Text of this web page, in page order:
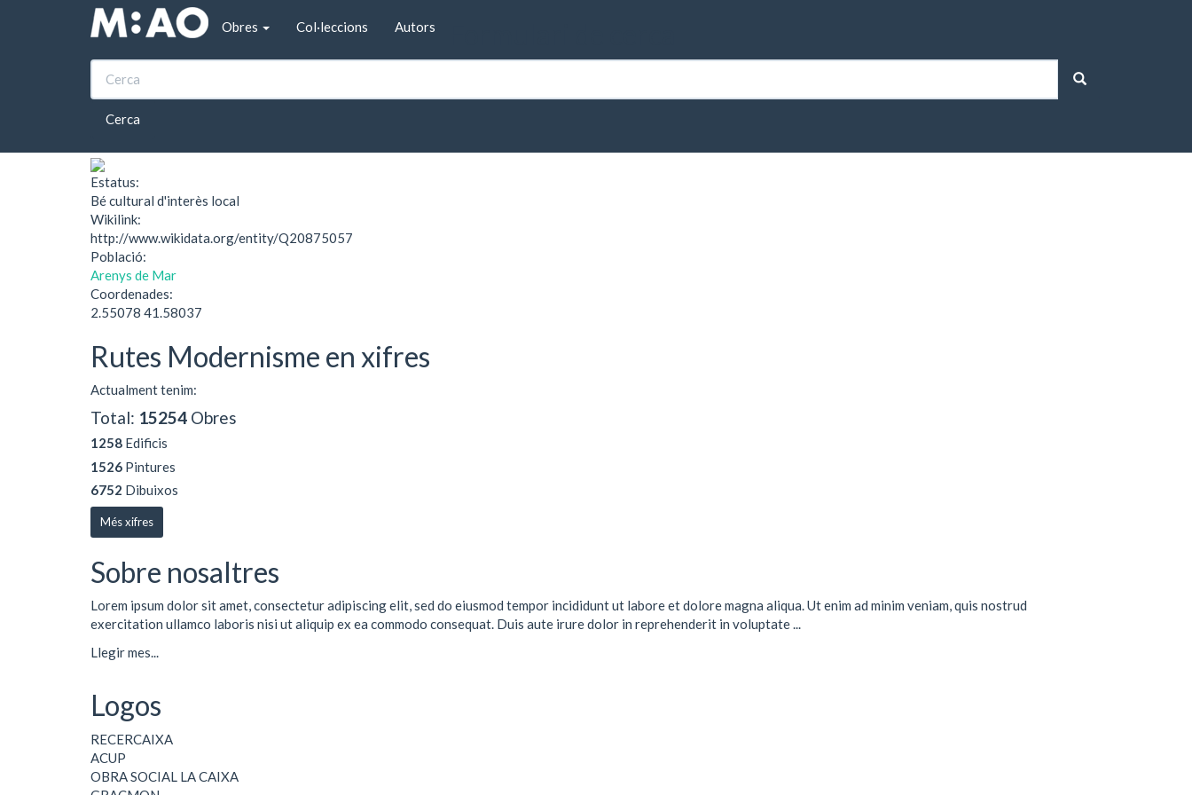
Vés al contingut
Obres
Col·leccions Autors
Cerca
Inici Cases Julià
Cases Julià
Estatus:
Bé cultural d'interès local
Wikilink:
http://www.wikidata.org/entity/Q20875057
Població:
Arenys de Mar
Coordenades:
2.55078 41.58037
Rutes Modernisme en xifres
Actualment tenim:
Total: 15254 Obres
1258 Edificis
1526 Pintures
6752 Dibuixos
Més xifres
Sobre nosaltres
Lorem ipsum dolor sit amet, consectetur adipiscing elit, sed do eiusmod tempor incididunt ut labore et dolore magna aliqua. Ut enim ad minim veniam, quis nostrud
exercitation ullamco laboris nisi ut aliquip ex ea commodo consequat. Duis aute irure dolor in reprehenderit in voluptate ...
Llegir mes...
Logos
RECERCAIXA
ACUP
OBRA SOCIAL LA CAIXA